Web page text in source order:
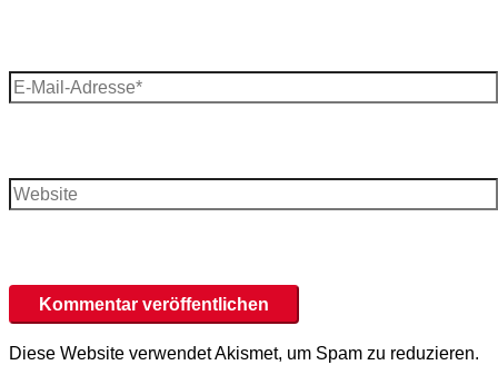
E-
Mail-
Website
Diese Website verwendet Akismet, um Spam zu reduzieren.